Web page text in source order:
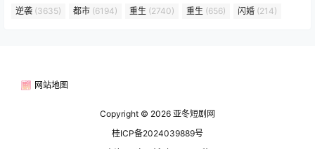
逆袭 (3635) 都市 (6194) 重生 (2740) 重生 (656) 闪婚 (214)
网站地图
Copyright © 2026 亚冬短剧网
桂ICP备2024039889号